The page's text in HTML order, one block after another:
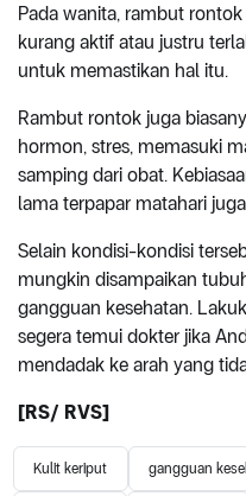
Pada wanita, rambut
kurang aktif atau justru
untuk memastikan hal itu.
Rambut rontok juga
hormon, stres, memasuki
samping dari obat.
lama terpapar matahari
Selain kondisi-kondisi
mungkin disampaikan
gangguan kesehatan.
segera temui dokter jika
mendadak ke arah yang
[RS/ RVS]
Kulit keriput gangguan